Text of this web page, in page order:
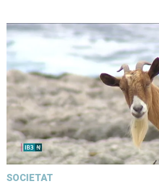
SOCIETAT